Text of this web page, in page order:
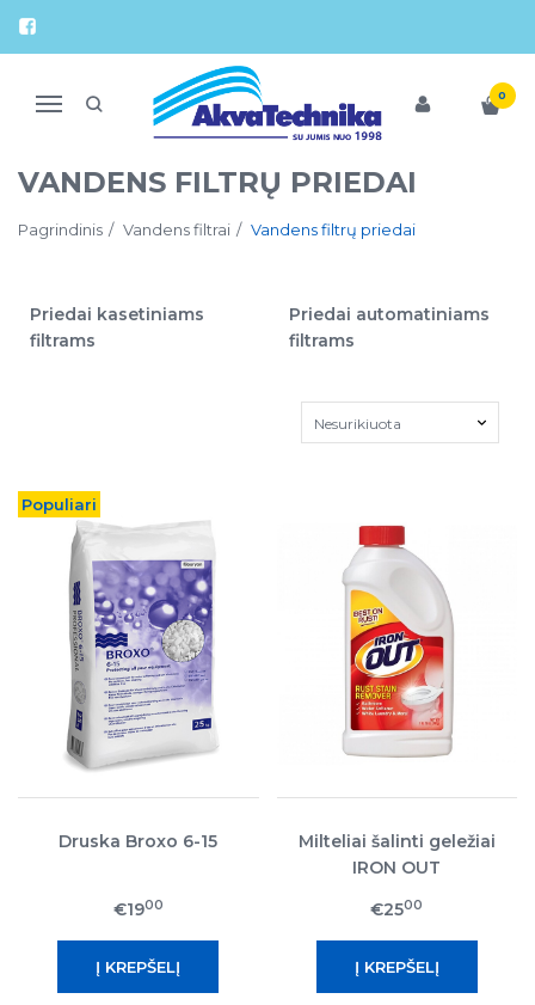
Navigacija
0
VANDENS FILTRŲ PRIEDAI
Pagrindinis Vandens filtrai Vandens filtrų priedai
Priedai kasetiniams
filtrams
Priedai automatiniams
filtrams
Populiari
Druska Broxo 6-15
€1900
Milteliai šalinti geležiai
IRON OUT
€2500